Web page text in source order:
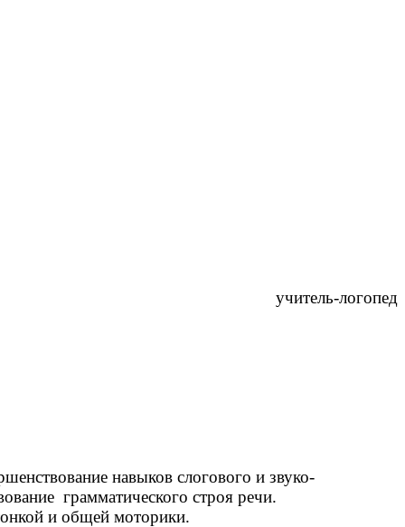
учитель-логопед
навыков слогового и звуко-
грамматического строя речи.
и общей моторики.